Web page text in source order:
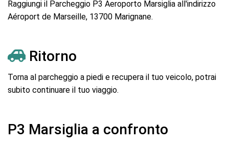
Raggiungi il Parcheggio P3 Aeroporto Marsiglia all'indirizzo
Aéroport de Marseille, 13700 Marignane.
Ritorno
Torna al parcheggio a piedi e recupera il tuo veicolo, potrai
subito continuare il tuo viaggio.
P3 Marsiglia a confronto